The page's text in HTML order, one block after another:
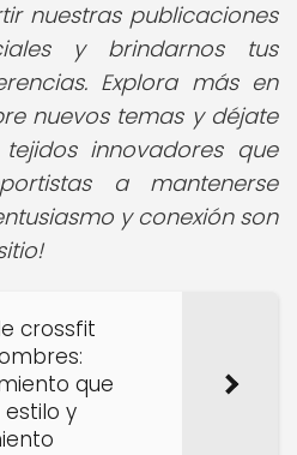
nuestras publicaciones
y brindarnos tus
Explora más en
nuevos temas y déjate
innovadores que
a mantenerse
y conexión son
crossfit
que
y